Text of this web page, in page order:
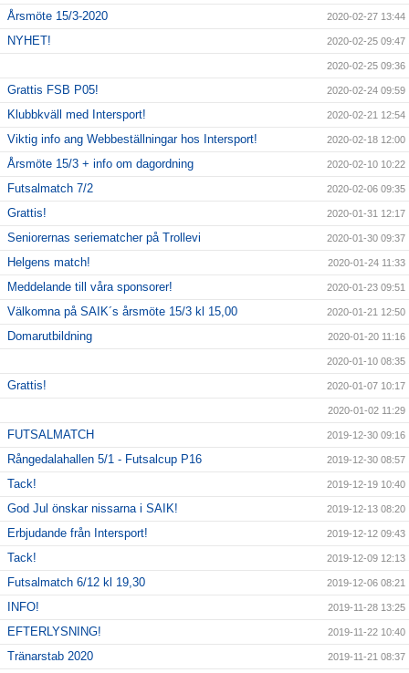
Årsmöte 15/3-2020 2020-02-27 13:44
NYHET! 2020-02-25 09:47
2020-02-25 09:36
Grattis FSB P05! 2020-02-24 09:59
Klubbkväll med Intersport! 2020-02-21 12:54
Viktig info ang Webbeställningar hos Intersport! 2020-02-18 12:00
Årsmöte 15/3 + info om dagordning 2020-02-10 10:22
Futsalmatch 7/2 2020-02-06 09:35
Grattis! 2020-01-31 12:17
Seniorernas seriematcher på Trollevi 2020-01-30 09:37
Helgens match! 2020-01-24 11:33
Meddelande till våra sponsorer! 2020-01-23 09:51
Välkomna på SAIK´s årsmöte 15/3 kl 15,00 2020-01-21 12:50
Domarutbildning 2020-01-20 11:16
2020-01-10 08:35
Grattis! 2020-01-07 10:17
2020-01-02 11:29
FUTSALMATCH 2019-12-30 09:16
Rångedalahallen 5/1 - Futsalcup P16 2019-12-30 08:57
Tack! 2019-12-19 10:40
God Jul önskar nissarna i SAIK! 2019-12-13 08:20
Erbjudande från Intersport! 2019-12-12 09:43
Tack! 2019-12-09 12:13
Futsalmatch 6/12 kl 19,30 2019-12-06 08:21
INFO! 2019-11-28 13:25
EFTERLYSNING! 2019-11-22 10:40
Tränarstab 2020 2019-11-21 08:37